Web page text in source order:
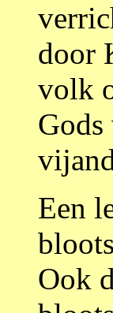
door
volk
Een
Ook